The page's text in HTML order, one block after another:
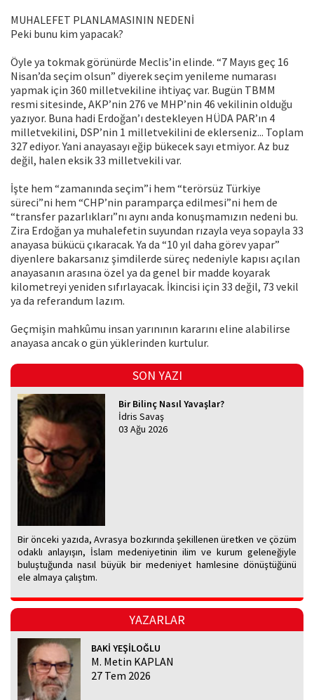
MUHALEFET PLANLAMASININ NEDENİ
Peki bunu kim yapacak?
Öyle ya tokmak görünürde Meclis’in elinde. “7 Mayıs geç 16
Nisan’da seçim olsun” diyerek seçim yenileme numarası
yapmak için 360 milletvekiline ihtiyaç var. Bugün TBMM
resmi sitesinde, AKP’nin 276 ve MHP’nin 46 vekilinin olduğu
yazıyor. Buna hadi Erdoğan’ı destekleyen HÜDA PAR’ın 4
milletvekilini, DSP’nin 1 milletvekilini de eklerseniz... Toplam
327 ediyor. Yani anayasayı eğip bükecek sayı etmiyor. Az buz
değil, halen eksik 33 milletvekili var.
İşte hem “zamanında seçim”i hem “terörsüz Türkiye
süreci”ni hem “CHP’nin paramparça edilmesi”ni hem de
“transfer pazarlıkları”nı aynı anda konuşmamızın nedeni bu.
Zira Erdoğan ya muhalefetin suyundan rızayla veya sopayla 33
anayasa bükücü çıkaracak. Ya da “10 yıl daha görev yapar”
diyenlere bakarsanız şimdilerde süreç nedeniyle kapısı açılan
anayasanın arasına özel ya da genel bir madde koyarak
kilometreyi yeniden sıfırlayacak. İkincisi için 33 değil, 73 vekil
ya da referandum lazım.
Geçmişin mahkûmu insan yarınının kararını eline alabilirse
anayasa ancak o gün yüklerinden kurtulur.
SON YAZI
Bir Bilinç Nasıl Yavaşlar?
İdris Savaş
03 Ağu 2026
Bir önceki yazıda, Avrasya bozkırında şekillenen üretken ve çözüm
odaklı anlayışın, İslam medeniyetinin ilim ve kurum geleneğiyle
buluştuğunda nasıl büyük bir medeniyet hamlesine dönüştüğünü
ele almaya çalıştım.
YAZARLAR
BAKİ YEŞİLOĞLU
M. Metin KAPLAN
27 Tem 2026